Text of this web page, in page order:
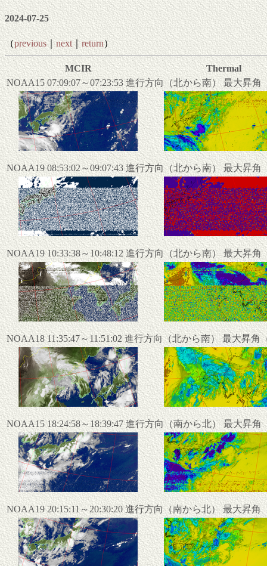
2024-07-25
（previous｜next｜ return）
MCIR
Thermal
NOAA15 07:09:07～07:23:53 進行方向（北から南） 最大昇角
NOAA19 08:53:02～09:07:43 進行方向（北から南） 最大昇角
NOAA19 10:33:38～10:48:12 進行方向（北から南） 最大昇角
NOAA18 11:35:47～11:51:02 進行方向（北から南） 最大昇角
NOAA15 18:24:58～18:39:47 進行方向（南から北） 最大昇角
NOAA19 20:15:11～20:30:20 進行方向（南から北） 最大昇角